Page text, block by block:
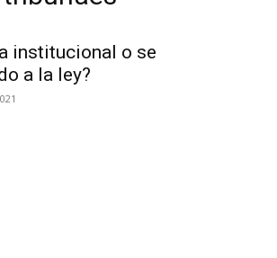
institucional o se
a la ley?